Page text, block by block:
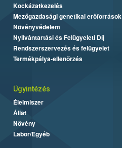
Kockázatkezelés
Mezőgazdasági genetikai erőforrások
Növényvédelem
Nyilvántartási és Felügyeleti Díj
Rendszerszervezés és felügyelet
Termékpálya-ellenőrzés
Ügyintézés
Élelmiszer
Állat
Növény
Labor/Egyéb